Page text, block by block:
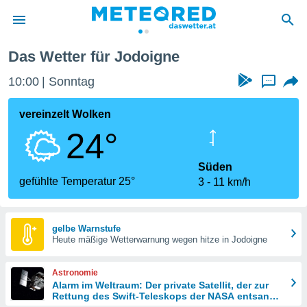
wurde
dass
sind.
diese
Das Wetter für Jodoigne
10:00 Sonntag ...
vereinzelt Wolken
24°
gefühlte Temperatur 25°
Süden
3
11 km/h
gelbe Warnstufe
Heute mäßige Wetterwarnung wegen hitze in Jodoigne
Astronomie
Alarm im Weltraum: Der private Satellit, der zur
Rettung des Swift-Teleskops der NASA entsandt